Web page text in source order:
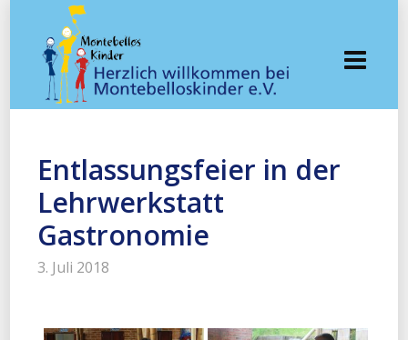
Entlassungsfeier in der
Lehrwerkstatt
Gastronomie
3. Juli 2018